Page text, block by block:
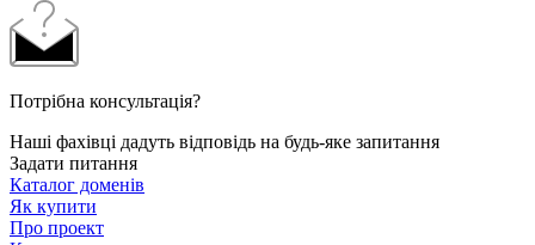
Потрібна консультація?
Наші фахівці дадуть відповідь на будь-яке запитання
Задати питання
Каталог доменів
Як купити
Про проект